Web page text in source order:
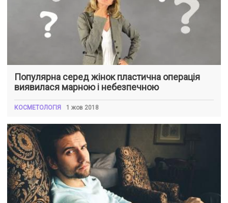
Популярна серед жінок пластична операція
виявилася марною і небезпечною
КОСМЕТОЛОГІЯ 1 жов 2018